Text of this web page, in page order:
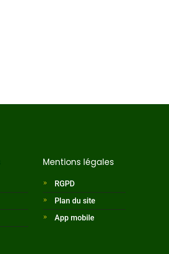
Mentions légales
RGPD
Plan du site
App mobile